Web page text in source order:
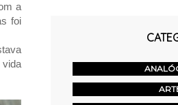
a
foi
vida